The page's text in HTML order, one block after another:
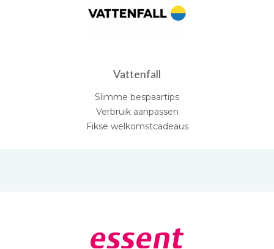
Vattenfall
Slimme bespaartips
Verbruik aanpassen
Fikse welkomstcadeaus